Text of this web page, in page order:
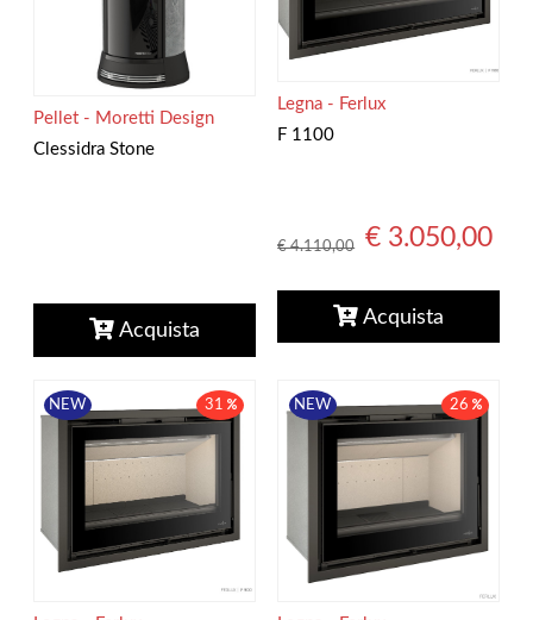
Clessidra Stone
Pellet - Moretti Design
Acquista
F 1100
Legna - Ferlux
€ 4.110,00 € 3.050,00
Acquista
NEW 31 NEW 26